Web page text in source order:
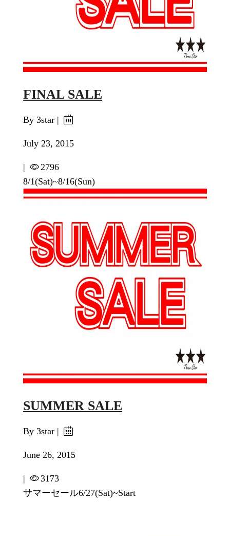
FINAL SALE
By 3star |
July 23, 2015
|
2796
8/1(Sat)~8/16(Sun)
SUMMER SALE
By 3star |
June 26, 2015
|
3173
サマーセール6/27(Sat)~Start